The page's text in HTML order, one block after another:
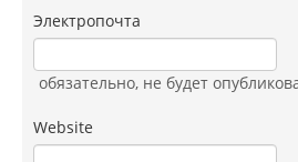
Электропочта
обязательно, не будет
Website